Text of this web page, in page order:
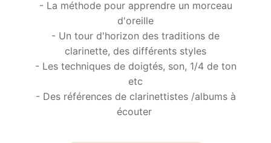
- La méthode pour apprendre un morceau
d'oreille
- Un tour d'horizon des traditions de
clarinette, des différents styles
- Les techniques de doigtés, son, 1/4 de ton
etc
- Des références de clarinettistes /albums à
écouter